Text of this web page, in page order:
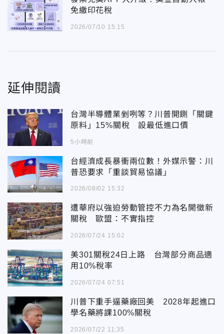
免繳印花稅
2026/07/10 15:15
延伸閱讀
台灣半導體業剉咧等？川普開鍘「關鍵
原料」15%關稅 設最低進口價
5小時前
台經濟成長暴衝兩位數！外媒示警：川
普恐要求「重談貿易協議」
2026/08/02 15:32
遭華府以強迫勞動管控不力為名開徵新
關稅 歐盟：不實指控
2026/07/24 15:02
美301關稅24日上路 台灣部分商品適
用10%稅率
2026/07/24 07:51
川普下重手逼藥廠回美 2028年起進口
學名藥將課100%關稅
2026/07/22 11:35